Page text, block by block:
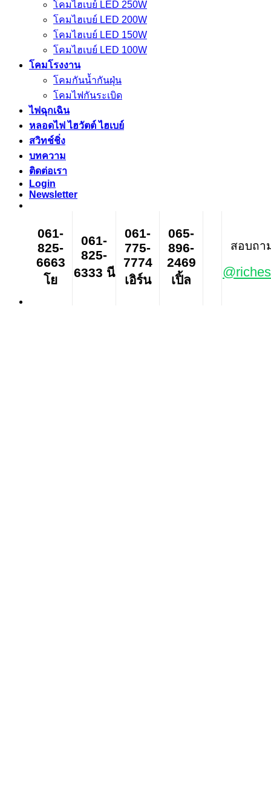
โคมไฮเบย์ LED 250W
โคมไฮเบย์ LED 200W
โคมไฮเบย์ LED 150W
โคมไฮเบย์ LED 100W
โคมโรงงาน
โคมกันน้ำกันฝุ่น
โคมไฟกันระเบิด
ไฟฉุกเฉิน
หลอดไฟ ไฮวัตต์ ไฮเบย์
สวิทช์ชิ่ง
บทความ
ติดต่อเรา
Login
Newsletter
061-
825-
6663
โย
061-
825-
6333 นี
061-
775-
7774
เอิร์น
065-
896-
2469
เปิ้ล
สอบถา